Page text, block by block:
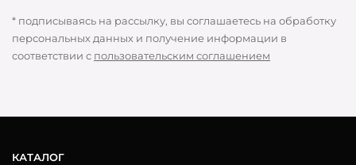
* подписываясь на рассылку, вы соглашаетесь на обработку
персональных данных и получение информации в
соответствии с пользовательским соглашением
КАТАЛОГ